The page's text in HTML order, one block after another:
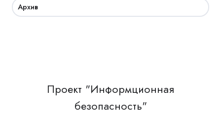
Архив
Проект "Информционная
безопасность"